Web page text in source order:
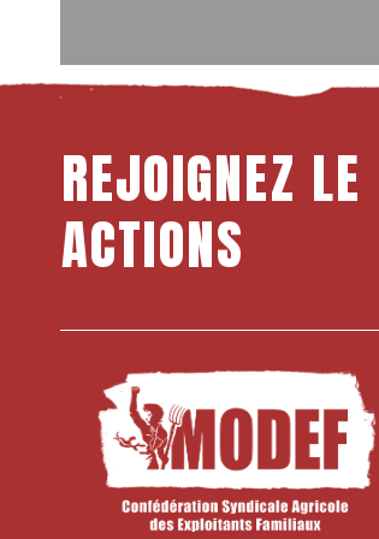
REJOIGNEZ LE
ACTIONS